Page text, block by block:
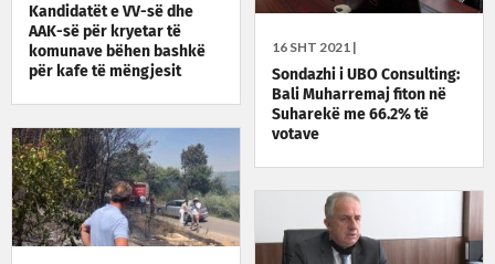
Kandidatët e VV-së dhe
AAK-së për kryetar të
komunave bëhen bashkë
për kafe të mëngjesit
16 SHT 2021 |
Sondazhi i UBO Consulting:
Bali Muharremaj fiton në
Suharekë me 66.2% të
votave